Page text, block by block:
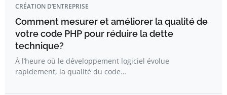
CRÉATION D’ENTREPRISE
Comment mesurer et améliorer la qualité de
votre code PHP pour réduire la dette
technique?
À l’heure où le développement logiciel évolue
rapidement, la qualité du code…